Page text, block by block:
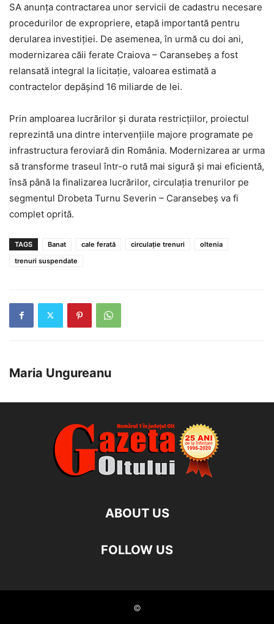
SA anunța contractarea unor servicii de cadastru necesare
procedurilor de expropriere, etapă importantă pentru
derularea investiției. De asemenea, în urmă cu doi ani,
modernizarea căii ferate Craiova – Caransebeș a fost
relansată integral la licitație, valoarea estimată a
contractelor depășind 16 miliarde de lei.
Prin amploarea lucrărilor și durata restricțiilor, proiectul
reprezintă una dintre intervențiile majore programate pe
infrastructura feroviară din România. Modernizarea ar urma
să transforme traseul într-o rută mai sigură și mai eficientă,
însă până la finalizarea lucrărilor, circulația trenurilor pe
segmentul Drobeta Turnu Severin – Caransebeș va fi
complet oprită.
TAGS Banat cale ferată circulație trenuri
oltenia
trenuri suspendate
Maria Ungureanu
ABOUT US
FOLLOW US
©